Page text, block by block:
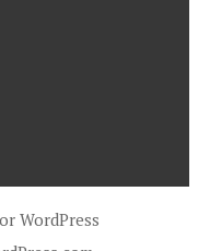
WordPress